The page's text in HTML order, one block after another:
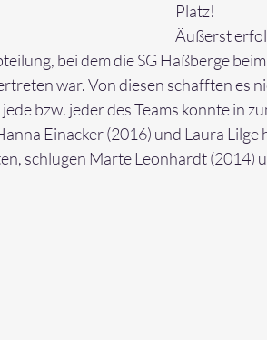
Platz!
Äußerst
bei dem die SG Haßberge
war. Von diesen schafften es
bzw. jeder des Teams konnte in
Einacker (2016) und Laura Lilge
schlugen Marte Leonhardt (2014)